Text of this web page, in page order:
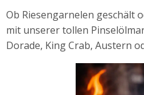
Ob Riesengarnelen geschält
mit unserer tollen
Dorade, King Crab, Austern